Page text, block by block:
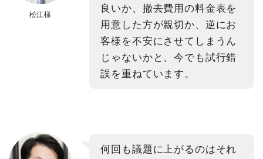
松江様
良いか、撤去費用の料金表を
用意した方が親切か、逆にお
客様を不安にさせてしまうん
じゃないかと、今でも試行錯
誤を重ねています。
何回も議題に上がるのはそれ